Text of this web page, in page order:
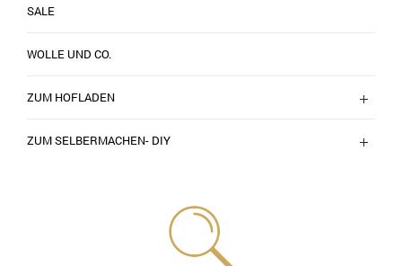
SALE
WOLLE UND CO.
ZUM HOFLADEN
ZUM SELBERMACHEN- DIY